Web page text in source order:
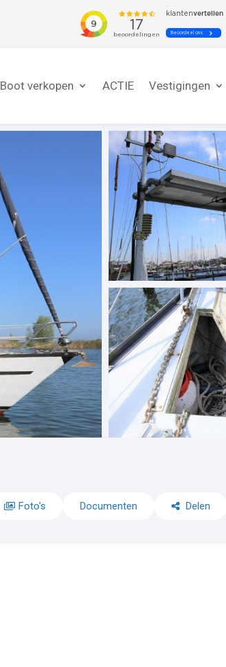
Boot verkopen ACTIE Vestigingen
Foto's Documenten Delen